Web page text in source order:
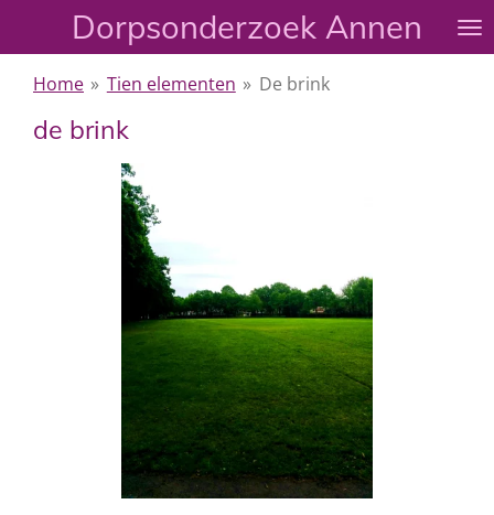
naar
hoofdinhoud
Dorpsonderzoek Annen
Home » Tien elementen » De brink
de brink